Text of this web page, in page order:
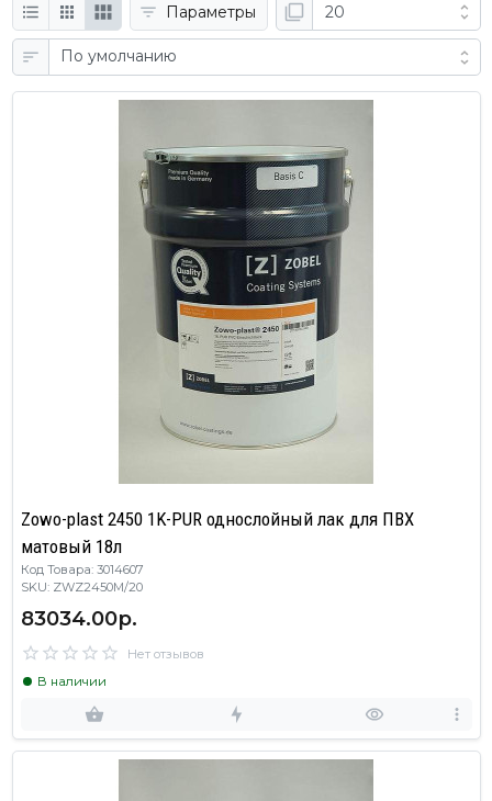
Параметры
Zowo-plast 2450 1K-PUR однослойный лак для ПВХ
матовый 18л
Код Товара: 3014607
SKU: ZWZ2450M/20
83034.00р.
Нет отзывов
В наличии